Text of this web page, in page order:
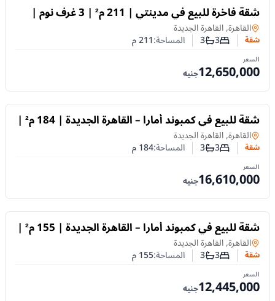
للبيع شقة فاخرة للبيع في مدينتي | 211 م² | 3 غرف نوم |
تشطيب سوبر لوكس
شقةفي
القاهرة, القاهرة الجديدة
شقة عدد غرف النوم
3عدد الحمامات
3 المساحة:211م
السعر
12,650,000جنيه
للبيع شقة للبيع في كمبوند أمارا – القاهرة الجديدة | 184 م² |
3 غرف نوم | تشطيب كامل | تقسيط حتى 10 سنواتشقةفي
القاهرة, القاهرة الجديدة
شقة عدد غرف النوم
3عدد الحمامات
3 المساحة:184م
السعر
16,610,000جنيه
للبيع شقة للبيع في كمبوند أمارا – القاهرة الجديدة | 155 م² |
3 غرف نوم | تشطيب كامل | تقسيط حتى 10 سنواتشقةفي
القاهرة, القاهرة الجديدة
شقة عدد غرف النوم
3عدد الحمامات
3 المساحة:155م
السعر
12,445,000جنيه